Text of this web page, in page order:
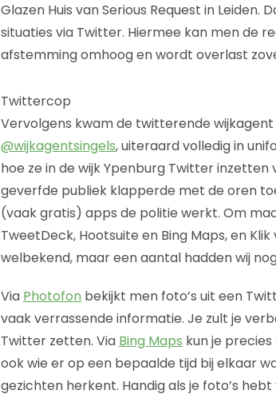
Glazen Huis van Serious Request in
situaties via Twitter. Hiermee kan men de
afstemming omhoog en wordt overlast
Twittercop
Vervolgens kwam de twitterende
@wijkagentsingels, uiteraard volledig in
hoe ze in de wijk Ypenburg Twitter
geverfde publiek klapperde met de oren
(vaak gratis) apps de politie werkt. Om
TweetDeck, Hootsuite en Bing Maps, en
welbekend, maar een aantal hadden wij
Via Photofon bekijkt men foto’s uit een
vaak verrassende informatie. Je zult je
Twitter zetten. Via Bing Maps kun je
ook wie er op een bepaalde tijd bij elkaar
gezichten herkent. Handig als je foto’s